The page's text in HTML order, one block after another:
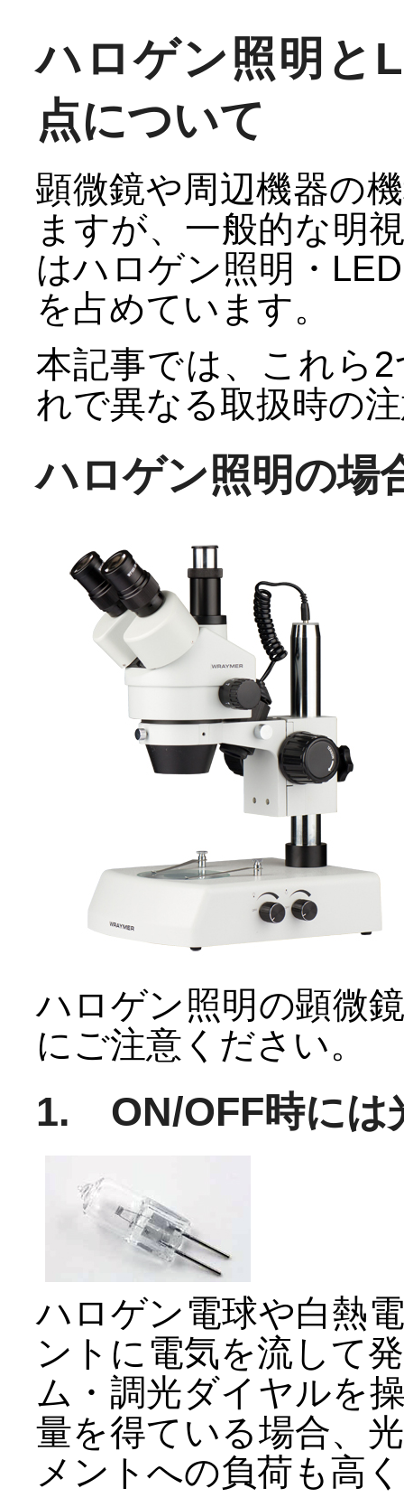
ハロゲン照明と
点について
顕微鏡や周辺機器の
ますが、一般的な明
はハロゲン照明・
を占めています。
本記事では、これら
れで異なる取扱時の
ハロゲン照明の場
ハロゲン照明の顕微
にご注意ください。
1. ON/OFF時には
ハロゲン電球や白熱
ントに電気を流して
ム・調光ダイヤルを
量を得ている場合、
メントへの負荷も高